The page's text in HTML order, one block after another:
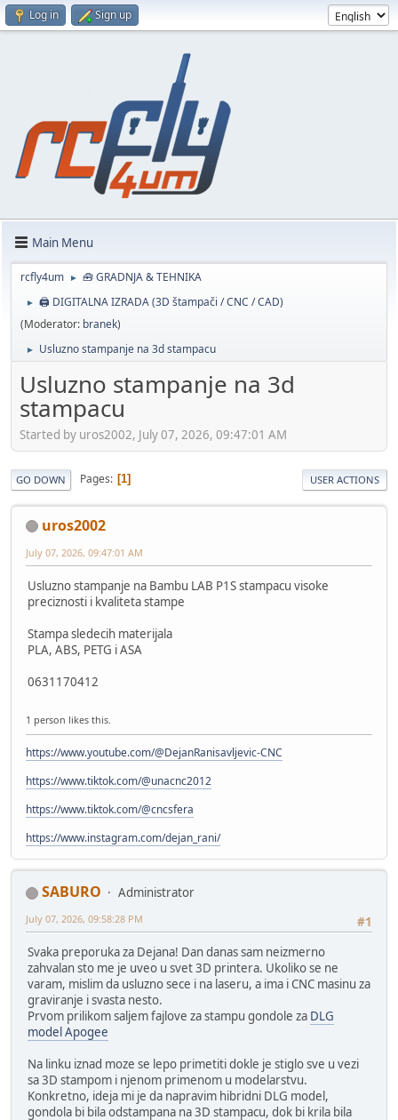
Log in Sign up
Main Menu
rcfly4um ► 🧰 GRADNJA & TEHNIKA
►
🖨️ DIGITALNA IZRADA (3D štampači / CNC / CAD)
(Moderator: branek)
► Usluzno stampanje na 3d stampacu
Usluzno stampanje na 3d
stampacu
Started by uros2002, July 07, 2026, 09:47:01 AM
GO DOWN Pages 1 USER ACTIONS
uros2002
July 07, 2026, 09:47:01 AM
Usluzno stampanje na Bambu LAB P1S stampacu visoke
preciznosti i kvaliteta stampe
Stampa sledecih materijala
PLA, ABS, PETG i ASA
0631170412
1 person likes this.
https://www.youtube.com/@DejanRanisavljevic-CNC
https://www.tiktok.com/@unacnc2012
https://www.tiktok.com/@cncsfera
https://www.instagram.com/dejan_rani/
SABURO
Administrator
#1
July 07, 2026, 09:58:28 PM
Svaka preporuka za Dejana! Dan danas sam neizmerno
zahvalan sto me je uveo u svet 3D printera. Ukoliko se ne
varam, mislim da usluzno sece i na laseru, a ima i CNC masinu za
graviranje i svasta nesto.
Prvom prilikom saljem fajlove za stampu gondole za DLG
model Apogee
Na linku iznad moze se lepo primetiti dokle je stiglo sve u vezi
sa 3D stampom i njenom primenom u modelarstvu.
Konkretno, ideja mi je da napravim hibridni DLG model,
gondola bi bila odstampana na 3D stampacu, dok bi krila bila